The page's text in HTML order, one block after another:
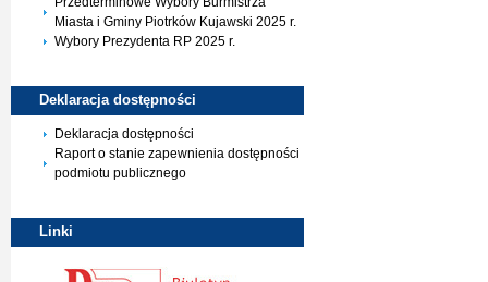
Miasta i Gminy Piotrków Kujawski 2025 r.
Wybory Prezydenta RP 2025 r.
Deklaracja dostępności
Deklaracja dostępności
Raport o stanie zapewnienia dostępności
podmiotu publicznego
Linki